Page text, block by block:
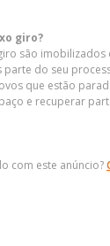
giro?
são
parte do seu
que estão
e recuperar
com este anúncio?